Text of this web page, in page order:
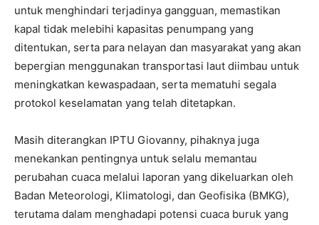
untuk menghindari terjadinya gangguan, memastikan
kapal tidak melebihi kapasitas penumpang yang
ditentukan, serta para nelayan dan masyarakat yang akan
bepergian menggunakan transportasi laut diimbau untuk
meningkatkan kewaspadaan, serta mematuhi segala
protokol keselamatan yang telah ditetapkan.
Masih diterangkan IPTU Giovanny, pihaknya juga
menekankan pentingnya untuk selalu memantau
perubahan cuaca melalui laporan yang dikeluarkan oleh
Badan Meteorologi, Klimatologi, dan Geofisika (BMKG),
terutama dalam menghadapi potensi cuaca buruk yang